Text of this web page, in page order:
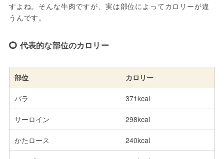
すよね。そんな牛肉ですが、実は部位によってカロリーが違
うんです。
代表的な部位のカロリー
部位 カロリー
バラ 371kcal
サーロイン 298kcal
かたロース 240kcal